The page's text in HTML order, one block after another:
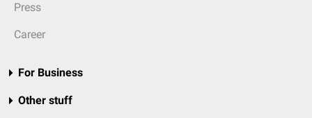
Press
Career
For Business
Other stuff